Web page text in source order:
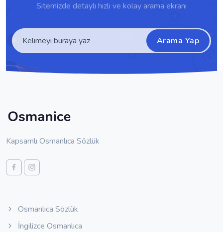
Sitemizde detaylı hızlı ve kolay arama ekranı
Arama Yap
Kapsamlı Osmanlıca Sözlük
Osmanlıca Sözlük
İngilizce Osmanlıca